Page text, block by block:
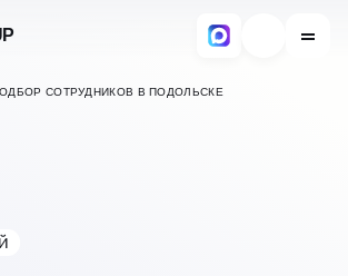
СОТРУДНИКОВ В ПОДОЛЬСКЕ
ПЕРСОНАЛА